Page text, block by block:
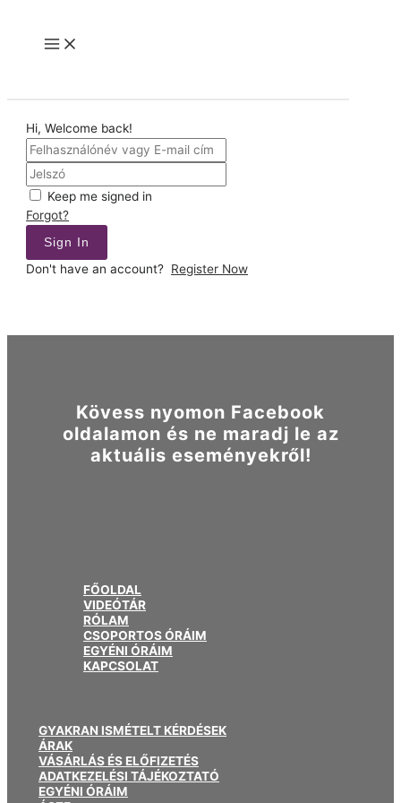
content
Main
Hi, Welcome back!
Keep me signed in
Forgot?
Sign In
Don't have an account? Register Now
Kövess nyomon Facebook
oldalamon és ne maradj le az
aktuális eseményekről!
FŐOLDAL
VIDEÓTÁR
RÓLAM
CSOPORTOS ÓRÁIM
EGYÉNI ÓRÁIM
KAPCSOLAT
GYAKRAN ISMÉTELT KÉRDÉSEK
ÁRAK
VÁSÁRLÁS ÉS ELŐFIZETÉS
ADATKEZELÉSI TÁJÉKOZTATÓ
EGYÉNI ÓRÁIM